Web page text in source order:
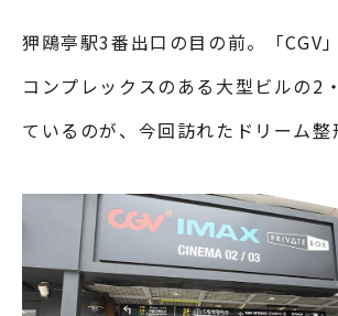
狎鴎亭駅3番出口の目の前。「CGV
コンプレックスのある大型ビルの2
ているのが、今回訪れたドリーム整